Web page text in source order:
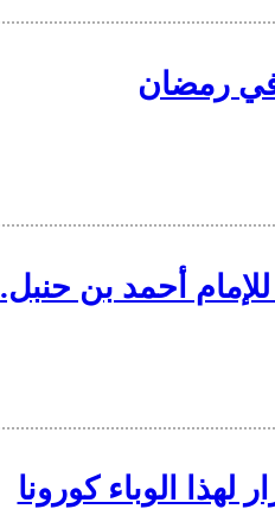
رمضان
أحمد بن حنبل.
لهذا الوباء كورونا